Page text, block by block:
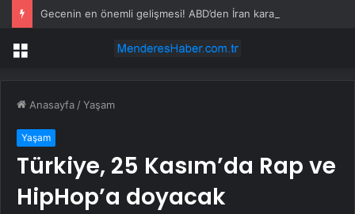
Menü
Anasayfa /Yaşam
Yaşam
Türkiye, 25 Kasım’da Rap ve
HipHop’a doyacak